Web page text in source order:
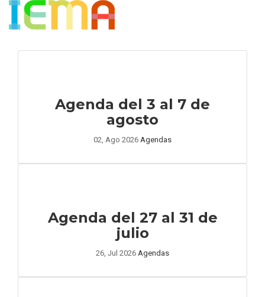
Agenda del 3 al 7 de
agosto
02, Ago 2026 Agendas
Agenda del 27 al 31 de
julio
26, Jul 2026 Agendas